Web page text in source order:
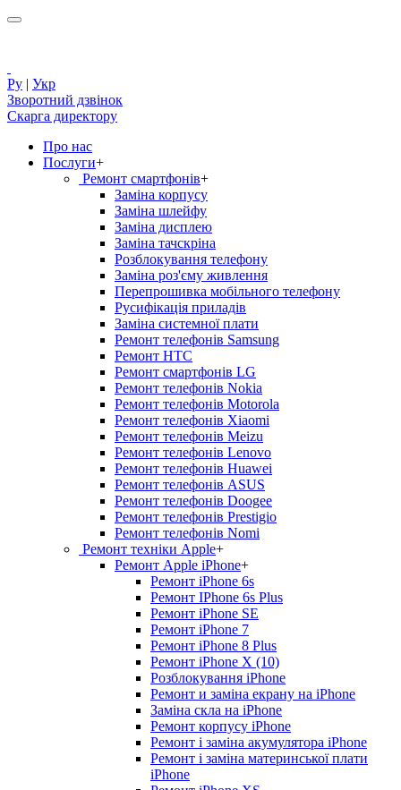
Ру | Укр
Зворотний дзвінок
Скарга директору
Про нас
Послуги+
Ремонт смартфонів+
Заміна корпусу
Заміна шлейфу
Заміна дисплею
Заміна тачскріна
Розблокування телефону
Заміна роз'єму живлення
Перепрошивка мобільного телефону
Русифікація приладів
Заміна системної плати
Ремонт телефонів Samsung
Ремонт HTC
Ремонт смартфонів LG
Ремонт телефонів Nokia
Ремонт телефонів Motorola
Ремонт телефонів Xiaomi
Ремонт телефонів Meizu
Ремонт телефонів Lenovo
Ремонт телефонів Huawei
Ремонт телефонів ASUS
Ремонт телефонів Doogee
Ремонт телефонів Prestigio
Ремонт телефонів Nomi
Ремонт техніки Apple+
Ремонт Apple iPhone+
Ремонт iPhone 6s
Ремонт IPhone 6s Plus
Ремонт iPhone SE
Ремонт iPhone 7
Ремонт iPhone 8 Plus
Ремонт iPhone X (10)
Розблокування iPhone
Ремонт и заміна екрану на iPhone
Заміна скла на iPhone
Ремонт корпусу iPhone
Ремонт і заміна акумулятора iPhone
Ремонт і заміна материнської плати
iPhone